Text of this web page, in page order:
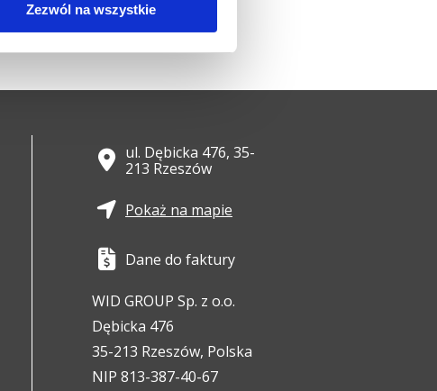
Zezwól na wszystkie
ul. Dębicka 476, 35-
213 Rzeszów
Pokaż na mapie
Dane do faktury
WID GROUP Sp. z o.o.
Dębicka 476
35-213 Rzeszów, Polska
NIP 813-387-40-67